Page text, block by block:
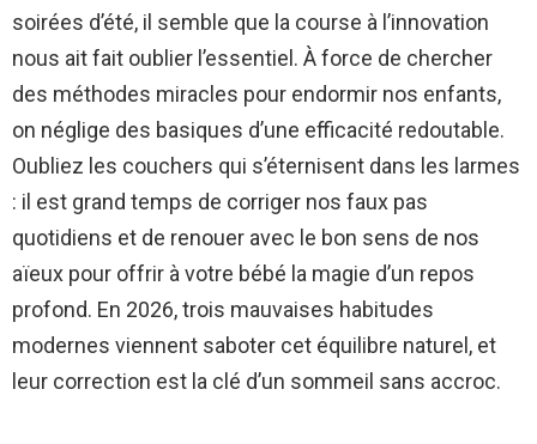
soirées d’été, il semble que la course à l’innovation
nous ait fait oublier l’essentiel. À force de chercher
des méthodes miracles pour endormir nos enfants,
on néglige des basiques d’une efficacité redoutable.
Oubliez les couchers qui s’éternisent dans les larmes
: il est grand temps de corriger nos faux pas
quotidiens et de renouer avec le bon sens de nos
aïeux pour offrir à votre bébé la magie d’un repos
profond. En 2026, trois mauvaises habitudes
modernes viennent saboter cet équilibre naturel, et
leur correction est la clé d’un sommeil sans accroc.